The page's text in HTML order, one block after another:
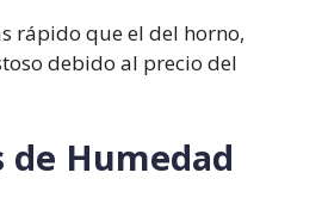
rápido que el del horno,
debido al precio del
de Humedad